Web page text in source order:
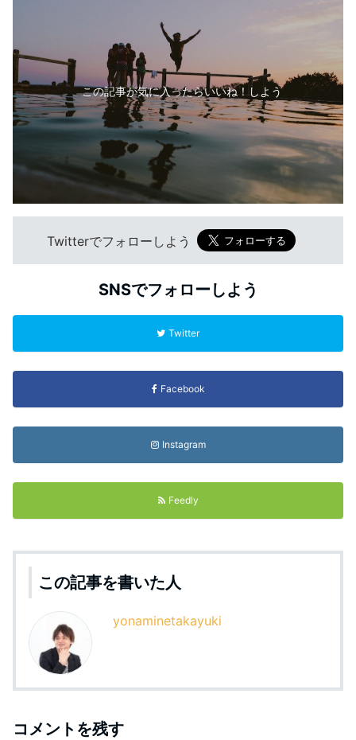
この記事が気に入ったらいいね！しよう
Twitterでフォローしよう
SNSでフォローしよう
Twitter
Facebook
Instagram
Feedly
この記事を書いた人
yonaminetakayuki
コメントを残す